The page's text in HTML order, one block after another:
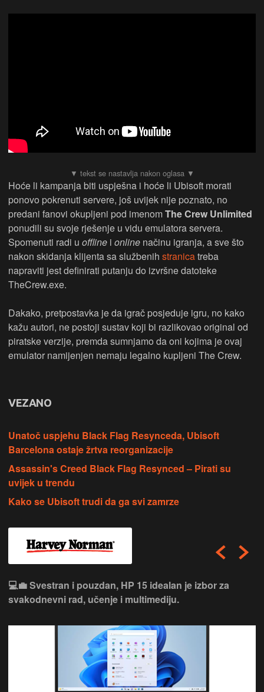
Hoće li kampanja biti uspješna i hoće li Ubisoft morati
ponovo pokrenuti servere, još uvijek nije poznato, no
predani fanovi okupljeni pod imenomThe Crew Unlimited
ponudili su svoje rješenje u vidu emulatora servera.
Spomenuti radi u offline i online načinu igranja, a sve što
nakon skidanja klijenta sa službenih stranicatreba
napraviti jest definirati putanju do izvršne datoteke
TheCrew.exe.
Dakako, pretpostavka je da igrač posjeduje igru, no kako
kažu autori, ne postoji sustav koji bi razlikovao original od
piratske verzije, premda sumnjamo da oni kojima je ovaj
emulator namijenjen nemaju legalno kupljeni The Crew.
VEZANO
Unatoč uspjehu Black Flag Resynceda, Ubisoft
Barcelona ostaje žrtva reorganizacije
Assassin's Creed Black Flag Resynced – Pirati su
uvijek u trendu
Kako se Ubisoft trudi da ga svi zamrze
💻💼 Svestran i pouzdan, HP 15 idealan je izbor za
svakodnevni rad, učenje i multimediju.